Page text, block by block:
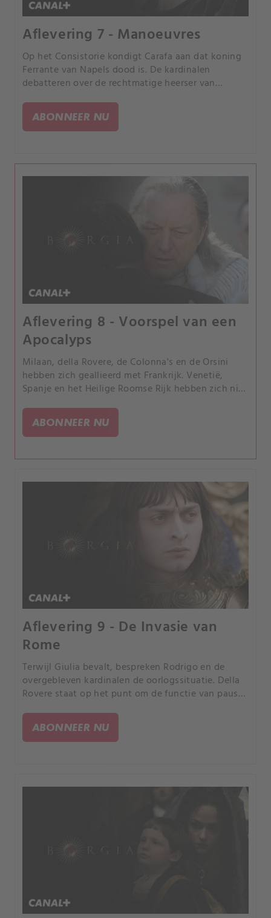
Aflevering 7 - Manoeuvres
Op het Consistorie kondigt Carafa aan dat koning
Ferrante van Napels dood is. De kardinalen
debatteren over de rechtmatige heerser van
koning Karel van Frankrijk.
ABONNEER NU
Aflevering 8 - Voorspel van een
Apocalyps
Milaan, della Rovere, de Colonna's en de Orsini
hebben zich geallieerd met Frankrijk. Venetië,
Spanje en het Heilige Roomse Rijk hebben zich niet
ABONNEER NU
Aflevering 9 - De Invasie van
Rome
Terwijl Giulia bevalt, bespreken Rodrigo en de
overgebleven kardinalen de oorlogssituatie. Della
Rovere staat op het punt om de functie van paus
ABONNEER NU